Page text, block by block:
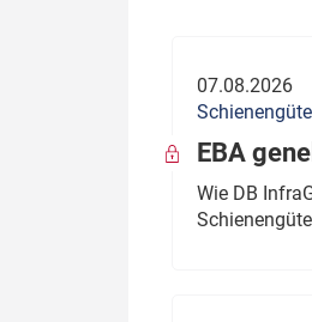
Politik
Verbände:
wen?
07.08.2026
EBA
Wie DB